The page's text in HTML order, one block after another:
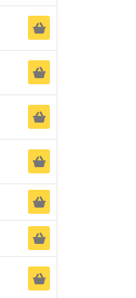
Ä
Ä
Ä
Ä
Ä
Ä
Ä